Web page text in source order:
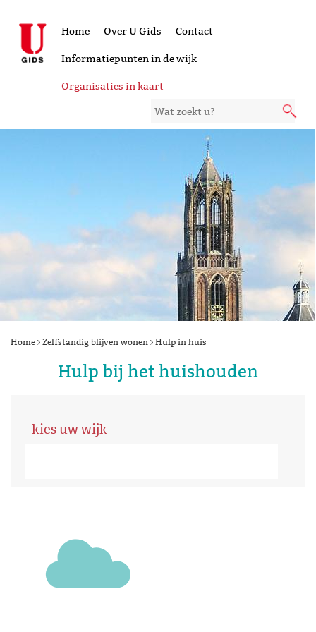
Home Over U Gids Contact
Informatiepunten in de wijk
Organisaties in kaart
Home Zelfstandig blijven wonen Hulp in huis
Hulp bij het huishouden
kies uw wijk